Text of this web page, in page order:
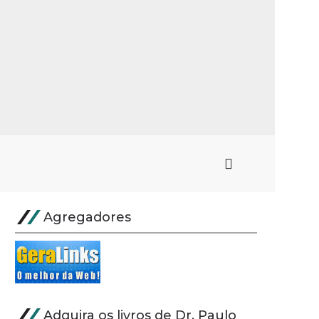
Agregadores
Adquira os livros de Dr. Paulo